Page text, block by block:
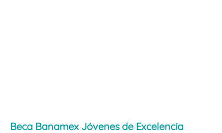
Beca Banamex Jóvenes de Excelencia